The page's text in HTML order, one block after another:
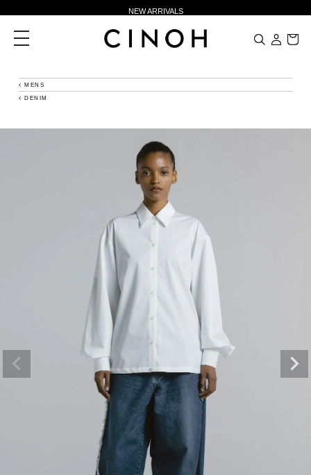
NEW ARRIVALS
新規会員登録500ポイントプレゼント
夏季休業に伴う一部業務休業のお知らせ
ニュースレター登録で¥1,000クーポン進呈
toggle
navigation
MENS
DENIM